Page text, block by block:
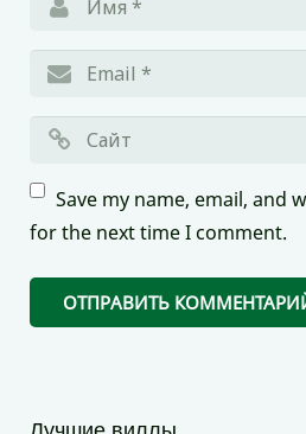
Save my name, email, and
for the next time I comment.
Лучшие виллы